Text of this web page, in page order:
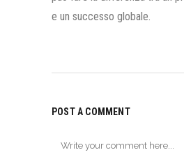
e un successo globale.
POST A COMMENT